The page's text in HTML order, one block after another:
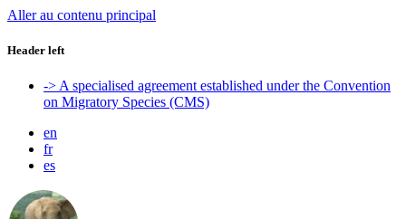
Aller au contenu principal
Header left
-> A specialised agreement established under the Convention
on Migratory Species (CMS)
en
fr
es